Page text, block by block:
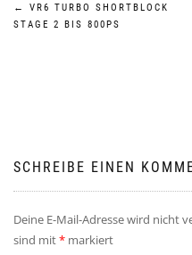
←
VR6 TURBO SHORTBLOCK
STAGE 2 BIS 800PS
SCHREIBE EINEN
Deine E-Mail-Adresse wird nicht
sind mit* markiert